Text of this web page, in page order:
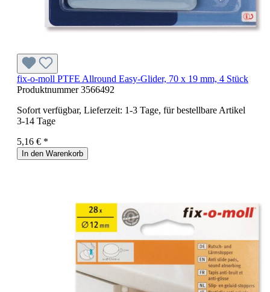
fix-o-moll PTFE Allround Easy-Glider, 70 x 19 mm, 4 Stück
Produktnummer3566492
Sofort verfügbar, Lieferzeit: 1-3 Tage, für bestellbare Artikel
3-14 Tage
5,16 € *
In den Warenkorb